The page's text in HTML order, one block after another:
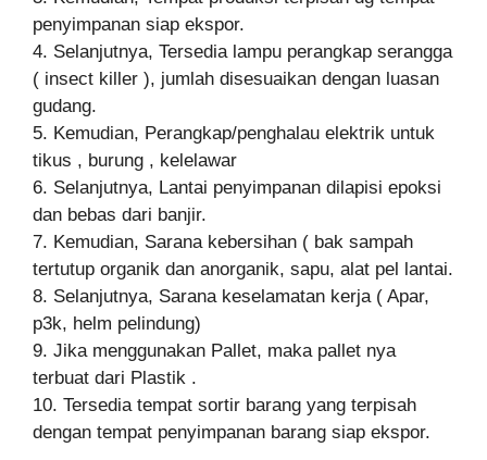
penyimpanan siap ekspor.
4. Selanjutnya, Tersedia lampu perangkap serangga
( insect killer ), jumlah disesuaikan dengan luasan
gudang.
5. Kemudian, Perangkap/penghalau elektrik untuk
tikus , burung , kelelawar
6. Selanjutnya, Lantai penyimpanan dilapisi epoksi
dan bebas dari banjir.
7. Kemudian, Sarana kebersihan ( bak sampah
tertutup organik dan anorganik, sapu, alat pel lantai.
8. Selanjutnya, Sarana keselamatan kerja ( Apar,
p3k, helm pelindung)
9. Jika menggunakan Pallet, maka pallet nya
terbuat dari Plastik .
10. Tersedia tempat sortir barang yang terpisah
dengan tempat penyimpanan barang siap ekspor.